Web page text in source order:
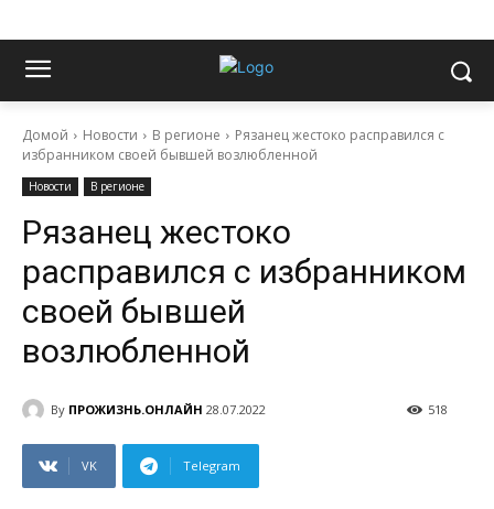
Домой Новости В регионе
Рязанец жестоко расправился с
избранником своей бывшей возлюбленной
Новости В регионе
Рязанец жестоко
расправился с избранником
своей бывшей
возлюбленной
By ПРОЖИЗНЬ.ОНЛАЙН 28.07.2022 518
VK Telegram